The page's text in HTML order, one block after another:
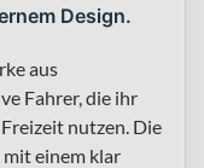
Design.
aus
Fahrer, die ihr
nutzen. Die
einem klar